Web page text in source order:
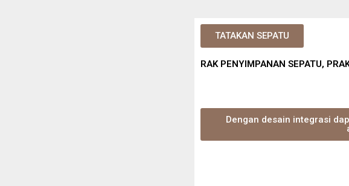
TATAKAN SEPATU
RAK PENYIMPANAN SEPATU,
Dengan desain integrasi